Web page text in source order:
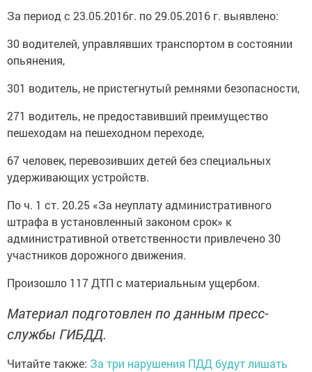
За период с 23.05.2016г. по 29.05.2016 г. выявлено:
30 водителей, управлявших транспортом в состоянии
опьянения,
301 водитель, не пристегнутый ремнями безопасности,
271 водитель, не предоставивший преимущество
пешеходам на пешеходном переходе,
67 человек, перевозивших детей без специальных
удерживающих устройств.
По ч. 1 ст. 20.25 «За неуплату административного
штрафа в установленный законом срок» к
административной ответственности привлечено 30
участников дорожного движения.
Произошло 117 ДТП с материальным ущербом.
Материал подготовлен по данным пресс-
службы ГИБДД.
Читайте также: За три нарушения ПДД будут лишать